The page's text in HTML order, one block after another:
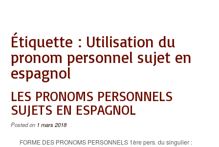
Étiquette : Utilisation du
pronom personnel sujet en
espagnol
LES PRONOMS PERSONNELS
SUJETS EN ESPAGNOL
Posted on 1 mars 2018
FORME DES PRONOMS PERSONNELS 1ère pers. du singulier :